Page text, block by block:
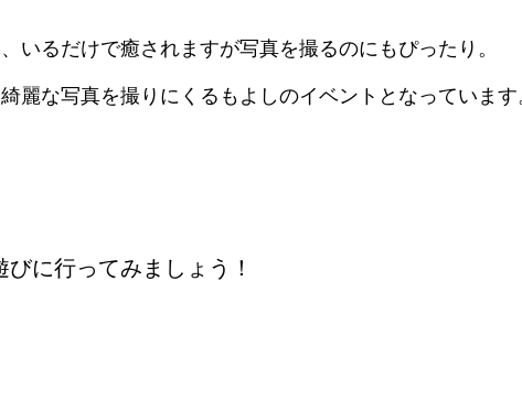
いるだけで癒されますが写真を撮るのにもぴったり。
麗な写真を撮りにくるもよしのイベントとなっています
に行ってみましょう！